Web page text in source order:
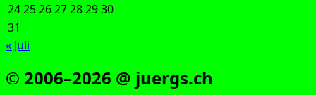
24252627282930
31
« Juli
© 2006–2026 @ juergs.ch